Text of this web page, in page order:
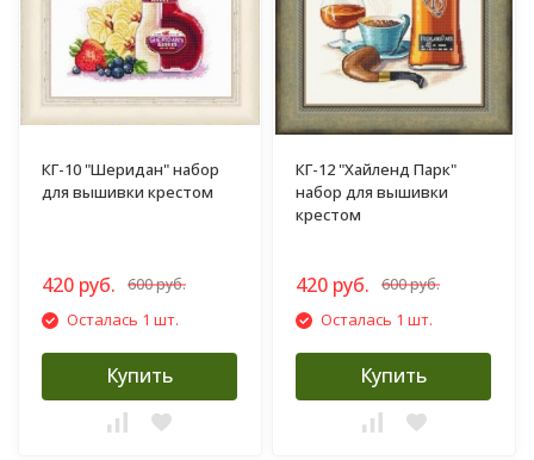
КГ-10 "Шеридан" набор
для вышивки крестом
420 руб. 600 руб.
Осталась 1 шт.
Купить
КГ-12 "Хайленд Парк"
набор для вышивки
крестом
420 руб. 600 руб.
Осталась 1 шт.
Купить